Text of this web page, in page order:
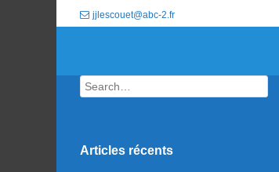
jjlescouet@abc-2.fr
Search
Articles récents